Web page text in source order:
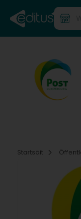
Startsäit